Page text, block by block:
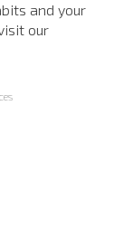
and your
our